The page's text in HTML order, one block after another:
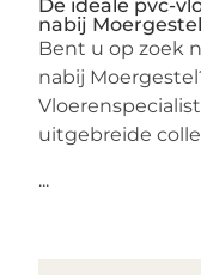
De ideale pvc-
nabij Moergestel
Bent u op zoek
nabij
uitgebreide
...